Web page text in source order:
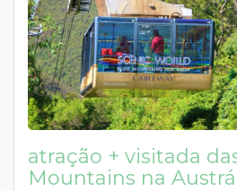
atração + visitada
Mountains na